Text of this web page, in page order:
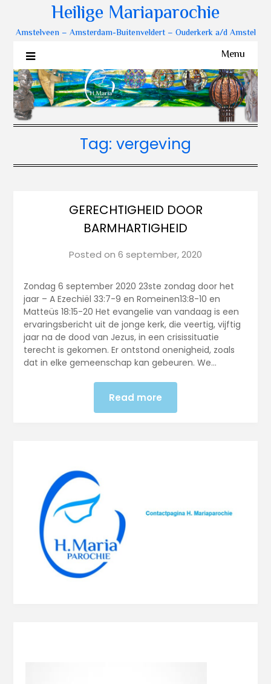
Heilige Mariaparochie
Amstelveen – Amsterdam-Buitenveldert – Ouderkerk a/d Amstel
Menu
Tag: vergeving
GERECHTIGHEID DOOR
BARMHARTIGHEID
Posted on 6 september, 2020
Zondag 6 september 2020 23ste zondag door het
jaar – A Ezechiël 33:7-9 en Romeinen13:8-10 en
Matteüs 18:15-20 Het evangelie van vandaag is een
ervaringsbericht uit de jonge kerk, die veertig, vijftig
jaar na de dood van Jezus, in een crisissituatie
terecht is gekomen. Er ontstond onenigheid, zoals
dat in elke gemeenschap kan gebeuren. We…
Read more